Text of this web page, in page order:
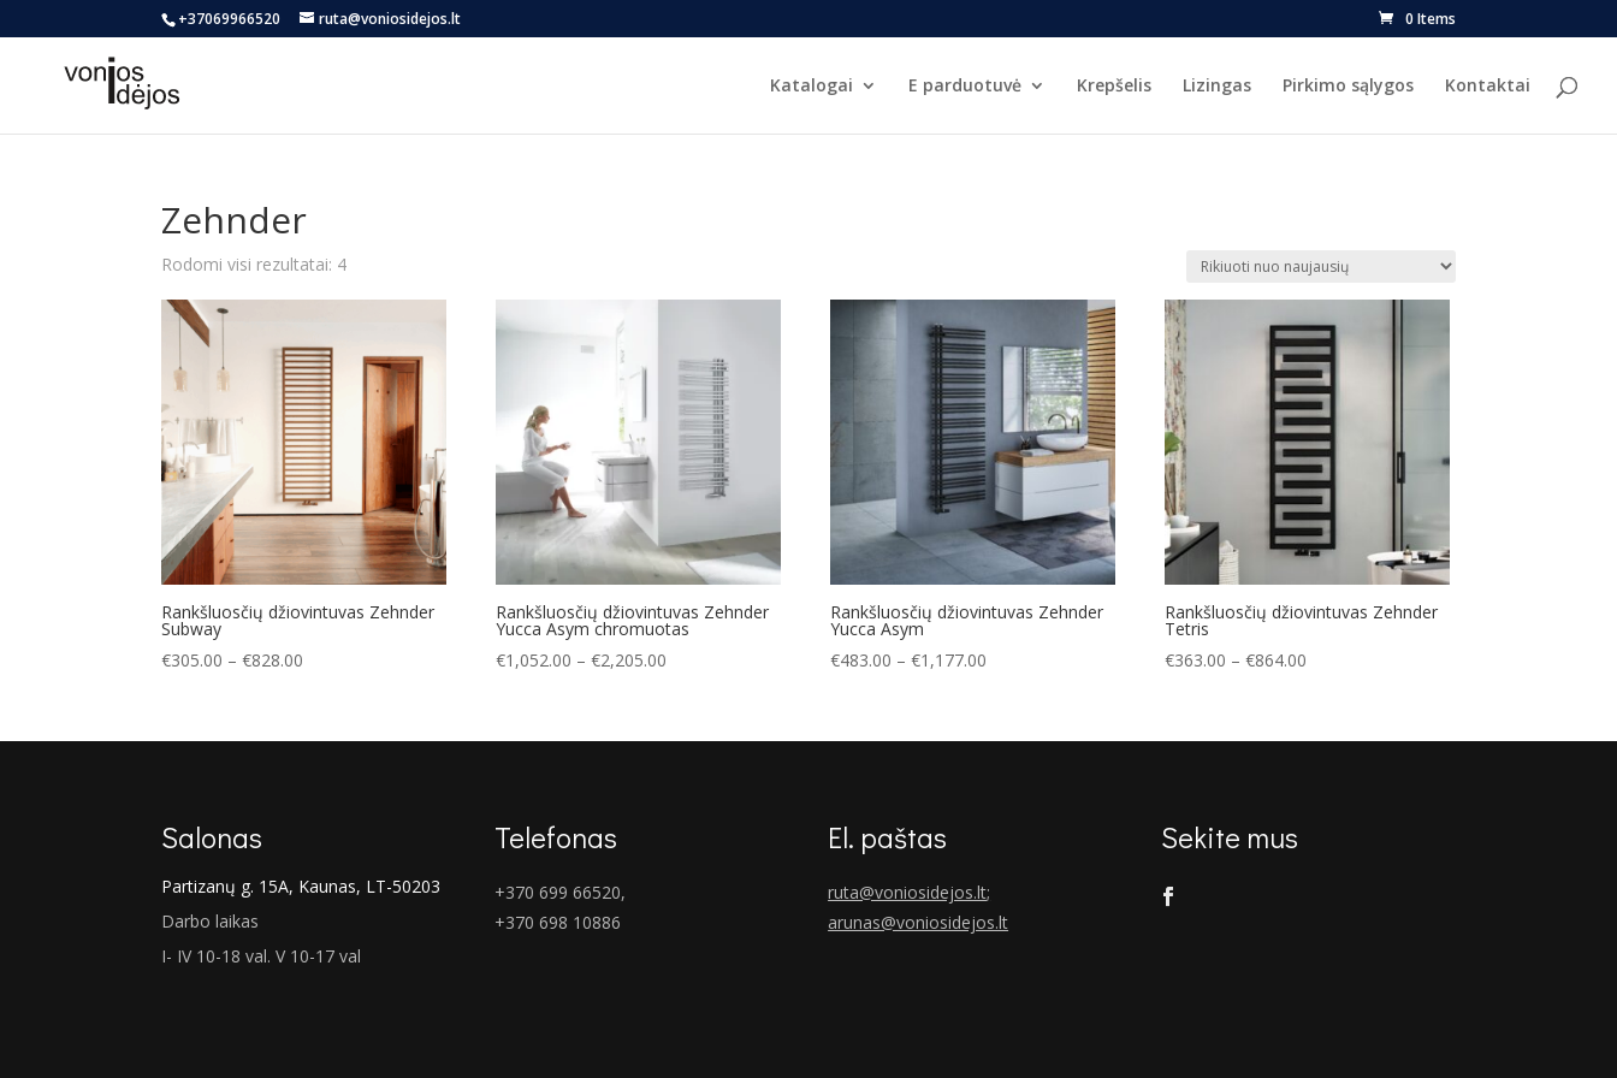
+37069966520 ruta@voniosidejos.lt 0 Items
Katalogai E parduotuvė Krepšelis Lizingas Pirkimo sąlygos Kontaktai
Zehnder
Rodomi visi rezultatai: 4Rūšiuojama
Rankšluosčių džiovintuvas Zehnder
Subway
€305.00 – €828.00
through
Rankšluosčių džiovintuvas Zehnder
Yucca Asym chromuotas
€1,052.00 – €2,205.00
through
Rankšluosčių džiovintuvas Zehnder
Yucca Asym
€483.00 – €1,177.00
through
Rankšluosčių džiovintuvas Zehnder
Tetris
€363.00 – €864.00
through
Salonas
Partizanų g. 15A, Kaunas, LT-50203
Darbo laikas
I- IV 10-18 val. V 10-17 val
Telefonas
+370 699 66520,
+370 698 10886
El. paštas
ruta@voniosidejos.lt;
arunas@voniosidejos.lt
Sekite mus